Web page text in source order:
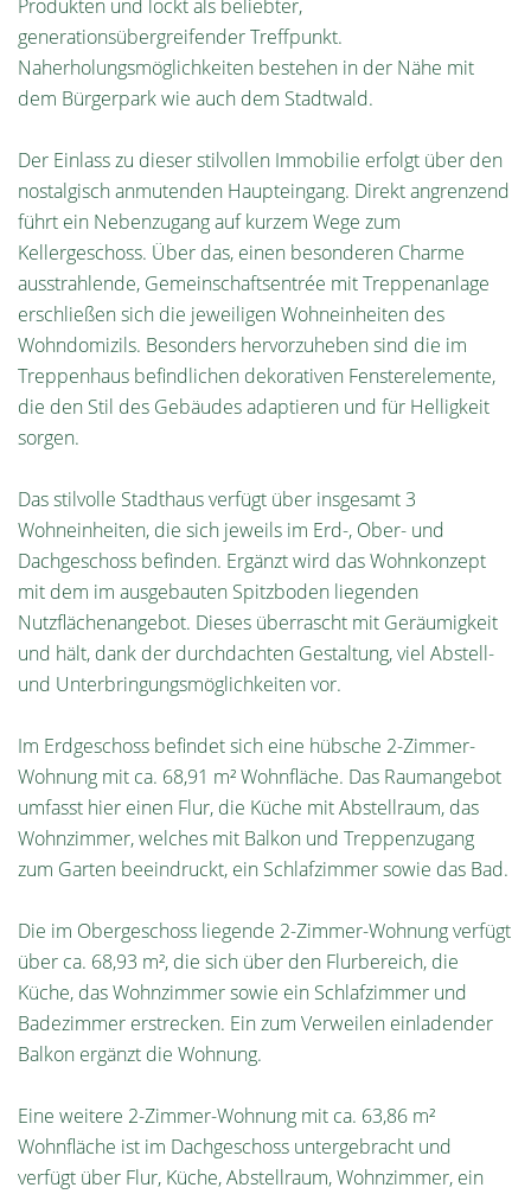
Produkten und lockt als beliebter,
generationsübergreifender Treffpunkt.
Naherholungsmöglichkeiten bestehen in der Nähe mit
dem Bürgerpark wie auch dem Stadtwald.
Der Einlass zu dieser stilvollen Immobilie erfolgt über den
nostalgisch anmutenden Haupteingang. Direkt angrenzend
führt ein Nebenzugang auf kurzem Wege zum
Kellergeschoss. Über das, einen besonderen Charme
ausstrahlende, Gemeinschaftsentrée mit Treppenanlage
erschließen sich die jeweiligen Wohneinheiten des
Wohndomizils. Besonders hervorzuheben sind die im
Treppenhaus befindlichen dekorativen Fensterelemente,
die den Stil des Gebäudes adaptieren und für Helligkeit
sorgen.
Das stilvolle Stadthaus verfügt über insgesamt 3
Wohneinheiten, die sich jeweils im Erd-, Ober- und
Dachgeschoss befinden. Ergänzt wird das Wohnkonzept
mit dem im ausgebauten Spitzboden liegenden
Nutzflächenangebot. Dieses überrascht mit Geräumigkeit
und hält, dank der durchdachten Gestaltung, viel Abstell-
und Unterbringungsmöglichkeiten vor.
Im Erdgeschoss befindet sich eine hübsche 2-Zimmer-
Wohnung mit ca. 68,91 m² Wohnfläche. Das Raumangebot
umfasst hier einen Flur, die Küche mit Abstellraum, das
Wohnzimmer, welches mit Balkon und Treppenzugang
zum Garten beeindruckt, ein Schlafzimmer sowie das Bad.
Die im Obergeschoss liegende 2-Zimmer-Wohnung verfügt
über ca. 68,93 m², die sich über den Flurbereich, die
Küche, das Wohnzimmer sowie ein Schlafzimmer und
Badezimmer erstrecken. Ein zum Verweilen einladender
Balkon ergänzt die Wohnung.
Eine weitere 2-Zimmer-Wohnung mit ca. 63,86 m²
Wohnfläche ist im Dachgeschoss untergebracht und
verfügt über Flur, Küche, Abstellraum, Wohnzimmer, ein